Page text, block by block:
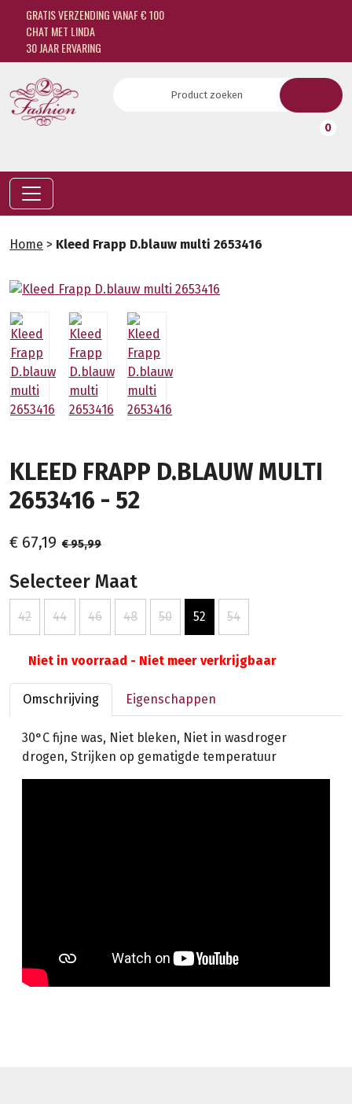
GRATIS VERZENDING VANAF € 100
CHAT MET LINDA
30 JAAR ERVARING
0
Home > Kleed Frapp D.blauw multi 2653416
KLEED FRAPP D.BLAUW MULTI
2653416 - 52
€ 67,19 € 95,99
Selecteer Maat
42 44 46 48 50 52 54
Niet in voorraad - Niet meer verkrijgbaar
Omschrijving Eigenschappen
30°C fijne was, Niet bleken, Niet in wasdroger
drogen, Strijken op gematigde temperatuur